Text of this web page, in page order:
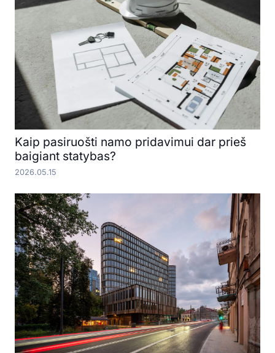
Kaip pasiruošti namo pridavimui dar prieš
baigiant statybas?
2026.05.15